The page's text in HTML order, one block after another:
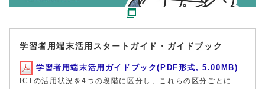
学習者用端末活用スタートガイド・ガイドブック
学習者用端末活用ガイドブック(PDF形式, 5.00MB)
ICTの活用状況を4つの段階に区分し、これらの区分ごとに